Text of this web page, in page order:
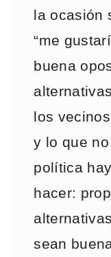
la ocasión
“me
buena
los
y lo que
política
hacer:
sean